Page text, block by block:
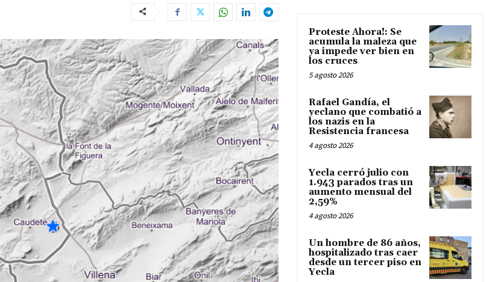
Proteste Ahora!: Se
acumula la maleza que
ya impede ver bien en
los cruces
5 agosto 2026
Rafael Gandía, el
yeclano que combatió a
los nazis en la
Resistencia francesa
4 agosto 2026
Yecla cerró julio con
1.943 parados tras un
aumento mensual del
2,59%
4 agosto 2026
Un hombre de 86 años,
hospitalizado tras caer
desde un tercer piso en
Yecla